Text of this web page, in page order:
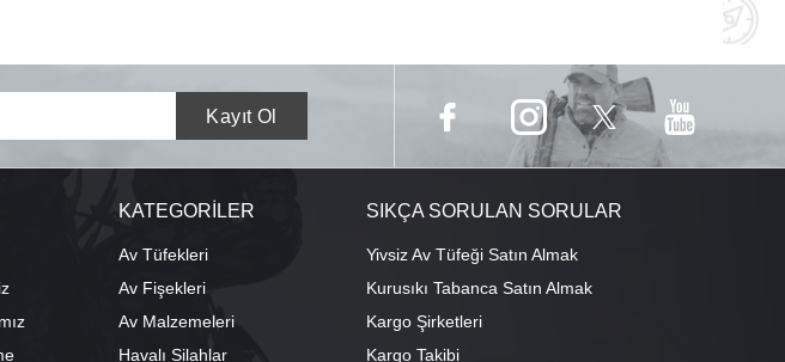
KATEGORİLER
Av Tüfekleri
Av Fişekleri
Av Malzemeleri
Havalı Silahlar
SIKÇA SORULAN SORULAR
Yivsiz Av Tüfeği Satın Almak
Kurusıkı Tabanca Satın Almak
Kargo Şirketleri
Kargo Takibi